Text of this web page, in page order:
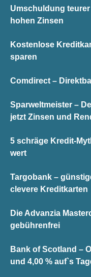
Umschuldung
hohen Zinsen
Kostenlose
sparen
Comdirect –
Sparweltmeister –
jetzt Zinsen und
5 schräge Kredit-
wert
Targobank –
clevere Kreditkarten
Die Advanzia
gebührenfrei
Bank of Scotland –
und 4,00 % auf`s